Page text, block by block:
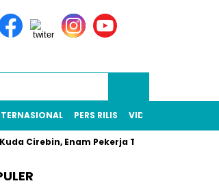
PERS RILIS VIDEO
Enam Pekerja Tambang Masih Dicari